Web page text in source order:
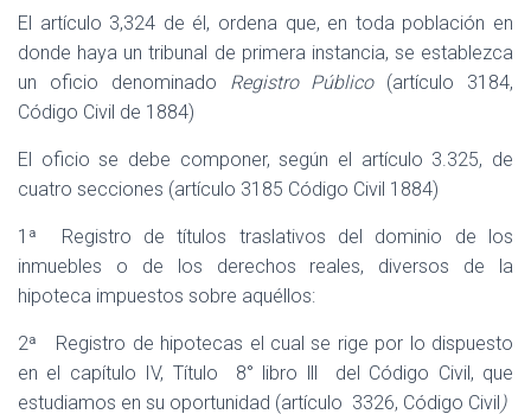
El artículo 3,324 de él, ordena que, en toda población en
donde haya un tribunal de primera instancia, se establezca
un oficio denominado Registro Público (artículo 3184,
Código Civil de 1884)
El oficio se debe componer, según el artículo 3.325, de
cuatro secciones (artículo 3185 Código Civil 1884)
1ª
Registro de títulos traslativos del dominio de los
inmuebles o de los derechos reales, diversos de la
hipoteca impuestos sobre aquéllos:
2ª
Registro de hipotecas el cual se rige por lo dispuesto
en el capítulo IV, Título
8° libro lll
del Código Civil, que
estudiamos en su oportunidad (artículo 3326, Código Civil)